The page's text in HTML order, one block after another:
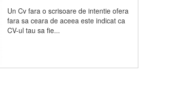
Un Cv fara o scrisoare de intentie ofera
fara sa ceara de aceea este indicat ca
CV-ul tau sa fie...